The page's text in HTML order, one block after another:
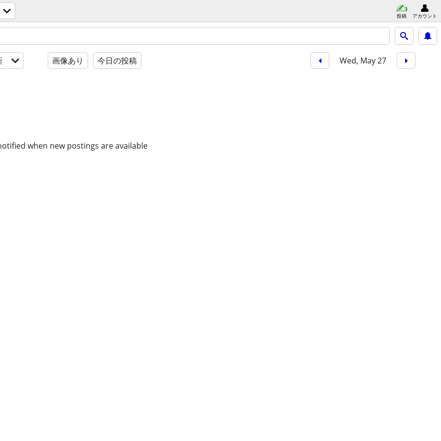
投稿 アカウント
画像あり 今日の投稿 Wed, May 27
when new postings are available